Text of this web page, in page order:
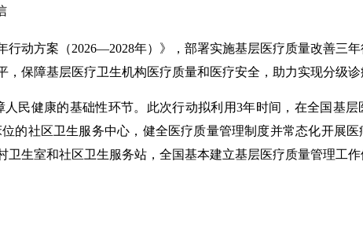
动方案（2026—2028年）》，部署实施基层医疗质量改善三
保障基层医疗卫生机构医疗质量和医疗安全，助力实现分级诊
民健康的基础性环节。此次行动拟利用3年时间，在全国基层
的社区卫生服务中心，健全医疗质量管理制度并常态化开展医
生室和社区卫生服务站，全国基本建立基层医疗质量管理工作